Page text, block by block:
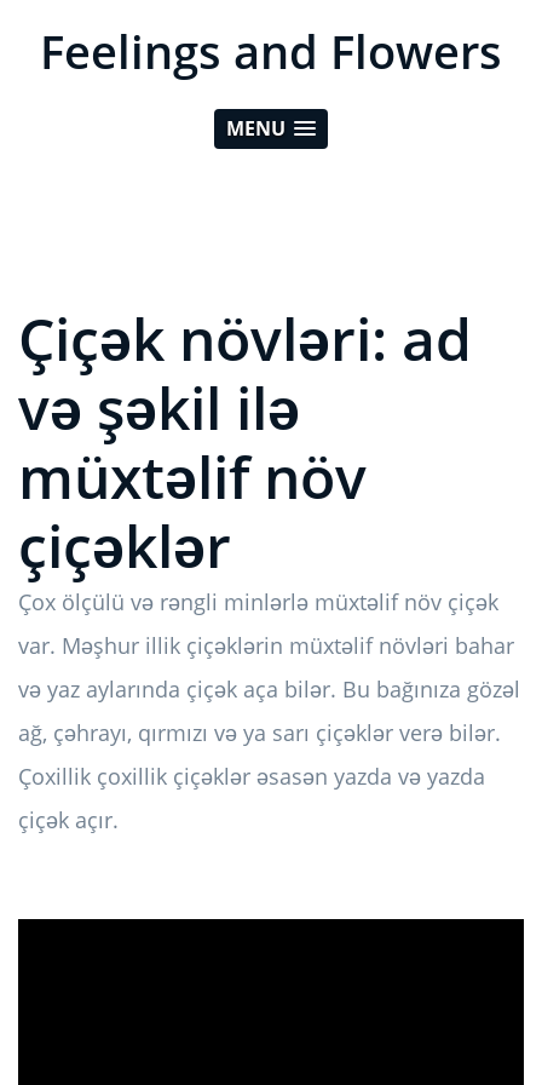
Feelings and Flowers
MENU
Çiçək növləri: ad
və şəkil ilə
müxtəlif növ
çiçəklər
Çox ölçülü və rəngli minlərlə müxtəlif növ çiçək
var. Məşhur illik çiçəklərin müxtəlif növləri bahar
və yaz aylarında çiçək aça bilər. Bu bağınıza gözəl
ağ, çəhrayı, qırmızı və ya sarı çiçəklər verə bilər.
Çoxillik çoxillik çiçəklər əsasən yazda və yazda
çiçək açır.